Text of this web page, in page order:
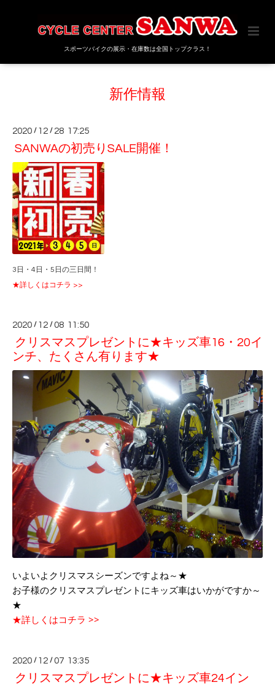
スポーツバイクの展示・在庫数は全国トップクラス！
新作情報
2020 / 12 / 28 17:25
SANWAの初売りSALE開催！
3日・4日・5日の三日間！
★詳しくはコチラ >>
2020 / 12 /08 11:50
クリスマスプレゼントに★キッズ車16・20イ
ンチ、たくさん有ります★
いよいよクリスマスシーズンですよね～★
お子様のクリスマスプレゼントにキッズ車はいかがですか～
★
★詳しくはコチラ >>
2020 / 12 /07 13:35
クリスマスプレゼントに★キッズ車24イン